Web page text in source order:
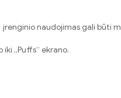
naudojimas gali būti
„Puffs“ ekrano.